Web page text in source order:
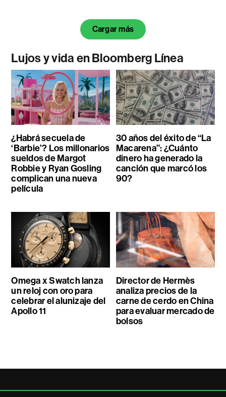
Cargar más
Lujos y vida en Bloomberg Línea
¿Habrá secuela de
‘Barbie’? Los millonarios
sueldos de Margot
Robbie y Ryan Gosling
complican una nueva
película
30 años del éxito de “La
Macarena”: ¿Cuánto
dinero ha generado la
canción que marcó los
90?
Omega x Swatch lanza
un reloj con oro para
celebrar el alunizaje del
Apollo 11
Director de Hermès
analiza precios de la
carne de cerdo en China
para evaluar mercado de
bolsos